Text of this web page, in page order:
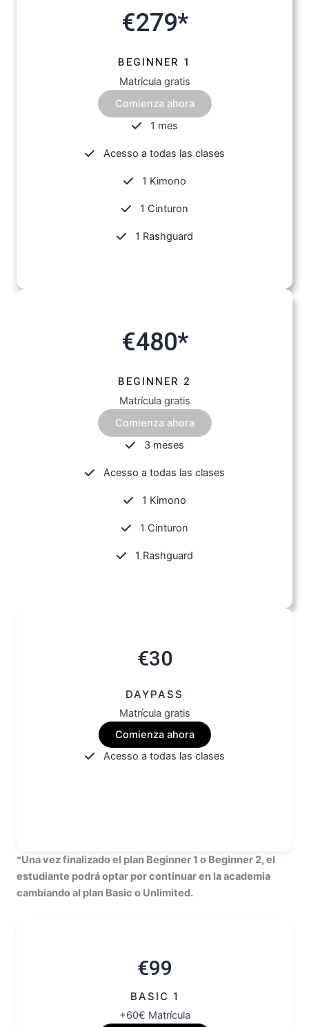
€279*
BEGINNER 1
Matrícula gratis
Comienza ahora
1 mes
Acesso a todas las clases
1 Kimono
1 Cinturon
1 Rashguard
€480*
BEGINNER 2
Matrícula gratis
Comienza ahora
3 meses
Acesso a todas las clases
1 Kimono
1 Cinturon
1 Rashguard
€30
DAYPASS
Matrícula gratis
Comienza ahora
Acesso a todas las clases
*Una vez finalizado el plan Beginner 1 o Beginner 2, el
estudiante podrá optar por continuar en la academia
cambiando al plan Basic o Unlimited.
€99
BASIC 1
+60€ Matrícula